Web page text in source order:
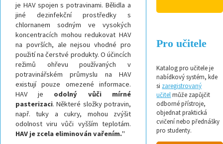
je HAV spojen s potravinami. Bělidla a
jiné dezinfekční prostředky s
chlornanem sodným ve vysokých
koncentracích mohou redukovat HAV
na površích, ale nejsou vhodné pro
použití na čerstvé produkty. O účincích
režimů ohřevu používaných v
potravinářském průmyslu na HAV
existují pouze omezené informace.
HAV je odolný vůči mírné
pasterizaci. Některé složky potravin,
např. tuky a cukry, mohou zvýšit
odolnost viru vůči vyšším teplotám.
HAV je zcela eliminován vařením."
Pro učitele
Katalog pro učitele je
nabídkový systém, kde
si zaregistrovaný
učitelmůže zapůjčit
odborné přístroje,
objednat praktická
cvičení nebo přednášky
pro studenty.